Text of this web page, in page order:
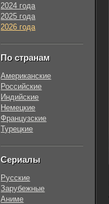
2024 года
2025 года
2026 года
По странам
Американские
Российские
Индийские
Немецкие
Французские
Турецкие
Сериалы
Русские
Зарубежные
Аниме